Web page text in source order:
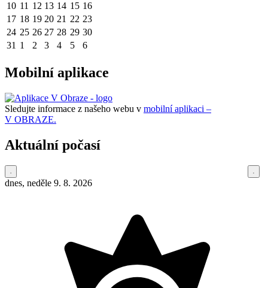
10 11 12 13 14 15 16
17 18 19 20 21 22 23
24 25 26 27 28 29 30
31 1 2 3 4 5 6
Mobilní aplikace
Sledujte informace z našeho webu v mobilní aplikaci –
V OBRAZE.
Aktuální počasí
dnes, neděle 9. 8. 2026